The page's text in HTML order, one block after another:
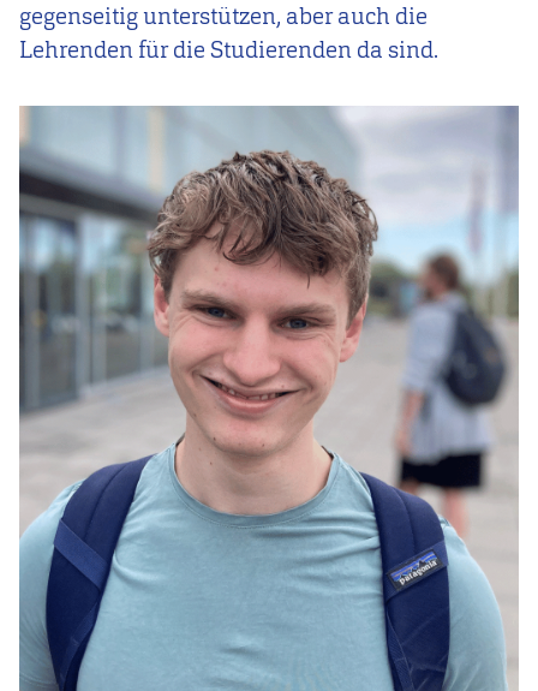
gegenseitig unterstützen, aber auch die
Lehrenden für die Studierenden da sind.